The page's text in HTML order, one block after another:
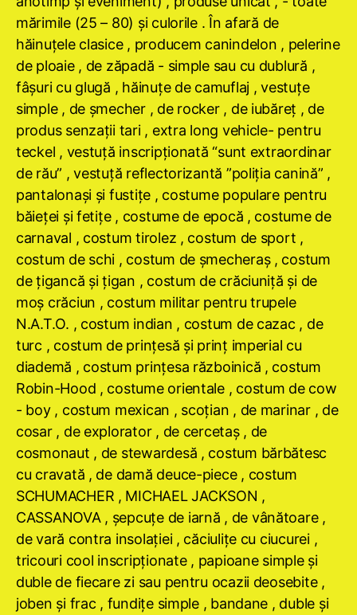
mărimile (25 – 80) şi culorile . În afară de
hăinuţele clasice , producem canindelon , pelerine
de ploaie , de zăpadă - simple sau cu dublură ,
fâşuri cu glugă , hăinuţe de camuflaj , vestuţe
simple , de şmecher , de rocker , de iubăreţ , de
produs senzaţii tari , extra long vehicle- pentru
teckel , vestuţă inscripţionată “sunt extraordinar
de rău” , vestuţă reflectorizantă ”poliţia canină” ,
pantalonaşi şi fustiţe , costume populare pentru
băieţei şi fetiţe , costume de epocă , costume de
carnaval , costum tirolez , costum de sport ,
costum de schi , costum de şmecheraş , costum
de ţigancă şi ţigan , costum de crăciuniţă şi de
moş crăciun , costum militar pentru trupele
N.A.T.O. , costum indian , costum de cazac , de
turc , costum de prinţesă şi prinţ imperial cu
diademă , costum prinţesa războinică , costum
Robin-Hood , costume orientale , costum de cow
- boy , costum mexican , scoţian , de marinar , de
cosar , de explorator , de cercetaş , de
cosmonaut , de stewardesă , costum bărbătesc
cu cravată , de damă deuce-piece , costum
SCHUMACHER , MICHAEL JACKSON ,
CASSANOVA , şepcuţe de iarnă , de vânătoare ,
de vară contra insolaţiei , căciuliţe cu ciucurei ,
tricouri cool inscripţionate , papioane simple şi
duble de fiecare zi sau pentru ocazii deosebite ,
joben şi frac , fundiţe simple , bandane , duble şi